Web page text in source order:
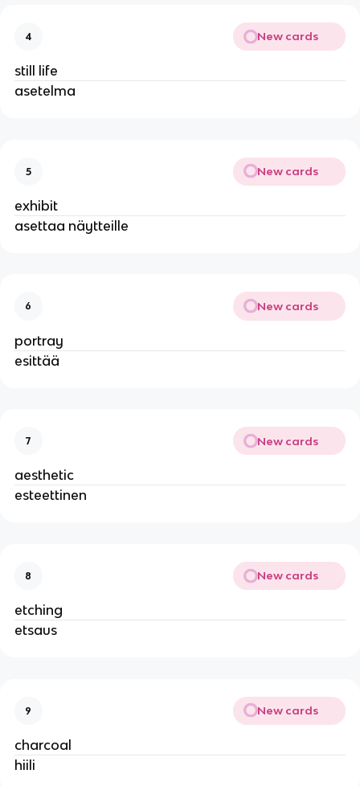
4 New cards
still life
asetelma
5 New cards
exhibit
asettaa näytteille
6 New cards
portray
esittää
7 New cards
aesthetic
esteettinen
8 New cards
etching
etsaus
9 New cards
charcoal
hiili